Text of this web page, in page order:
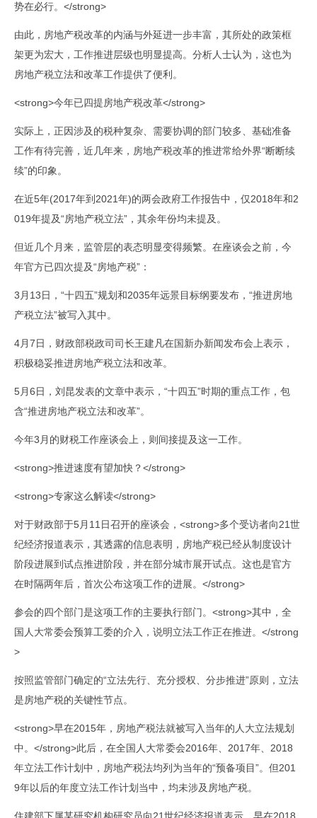
势在必行。</strong>
由此，房地产税改革的内涵与外延进一步丰富，其所处的政策框
架更为宏大，工作推进层级也明显提高。分析人士认为，这也为
房地产税立法和改革工作提供了便利。
<strong>今年已四提房地产税改革</strong>
实际上，正因涉及的税种复杂、需要协调的部门较多、基础准备
工作有待完善，近几年来，房地产税改革的推进常给外界“断断续
续”的印象。
在近5年(2017年到2021年)的两会政府工作报告中，仅2018年和2
019年提及“房地产税立法”，其余年份均未提及。
但近几个月来，监管层的表态明显变得频繁。在座谈会之前，今
年官方已四次提及“房地产税”：
3月13日，“十四五”规划和2035年远景目标纲要发布，“推进房地
产税立法”被写入其中。
4月7日，财政部税政司司长王建凡在国新办新闻发布会上表示，
积极稳妥推进房地产税立法和改革。
5月6日，刘昆发表的文章中表示，“十四五”时期的重点工作，包
含“推进房地产税立法和改革”。
今年3月的财税工作座谈会上，则间接提及这一工作。
<strong>推进速度有望加快？</strong>
<strong>专家这么解读</strong>
对于财政部于5月11日召开的座谈会，<strong>多个受访者向21世
纪经济报道表示，其透露的信息表明，房地产税已经从制度设计
阶段进展到试点推进阶段，并在部分城市展开试点。这也是官方
在时隔两年后，首次公布这项工作的进展。</strong>
参会的四个部门是这项工作的主要执行部门。<strong>其中，全
国人大常委会预算工委的介入，说明立法工作正在推进。</strong
>
按照监管部门确定的“立法先行、充分授权、分步推进”原则，立法
是房地产税的关键性节点。
<strong>早在2015年，房地产税法就被写入当年的人大立法规划
中。</strong>此后，在全国人大常委会2016年、2017年、2018
年立法工作计划中，房地产税法均列为当年的“预备项目”。但201
9年以后的年度立法工作计划当中，均未涉及房地产税。